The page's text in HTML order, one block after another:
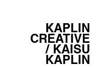
KAPLIN
CREATIVE
/KAISU
KAPLIN